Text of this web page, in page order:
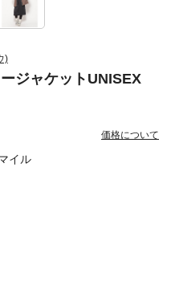
イル
)
ジャケットUNISEX
価格について